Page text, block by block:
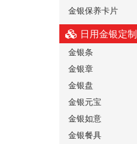
金银保养卡片
日用金银定制
金银条
金银章
金银盘
金银元宝
金银如意
金银餐具